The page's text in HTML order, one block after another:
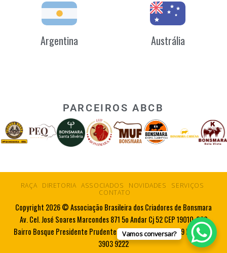
Argentina Austrália
PARCEIROS ABCB
RAÇA DIRETORIA ASSOCIADOS NOVIDADES
SERVIÇOS
CONTATO
Copyright 2026 © Associação Brasileira dos Criadores de Bonsmara
Av. Cel. José Soares Marcondes 871 5o Andar Cj 52 CEP 19010-080
Bairro Bosque Presidente Prudente SP Tel. 55 18 3223 5719 Fax. 55 18
3903 9222
Vamos conversar?